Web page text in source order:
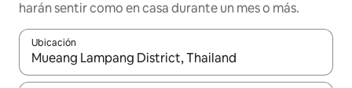
harán sentir como en casa durante un mes o más.
Ubicación
Cuando los resultados estén disponibles, navega con las